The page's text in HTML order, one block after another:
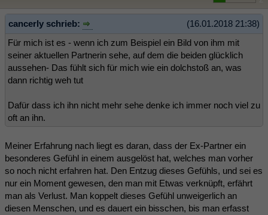
(16.01.2018 21:38)
cancerly schrieb:
Für mich ist es - wenn ich zum Beispiel ein Bild von ihm mit
seiner aktuellen Partnerin sehe, auf dem die beiden glücklich
aussehen- Das fühlt sich für mich wie ein dolchstoß an, was
dann richtig weh tut
Dafür dass ich ihn nicht mehr sehe denke ich immer noch viel zu
oft an ihn.
Meiner Erfahrung nach liegt es daran, dass der Ex-Partner ein
besonderes Gefühl in einem ausgelöst hat, welches man vorher
so noch nicht erfahren hat. Den Entzug dieses Gefühls, und sei es
nur ein Moment gewesen, den man mit Etwas verknüpft, erfährt
man als Verlust. Man koppelt dieses Gefühl unweigerlich an
diesen Menschen, und es dauert ein bisschen, bis man erfasst